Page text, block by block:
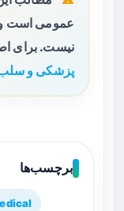
عمومی است و
نیست. برای
پزشکی و
برچسب‌ها